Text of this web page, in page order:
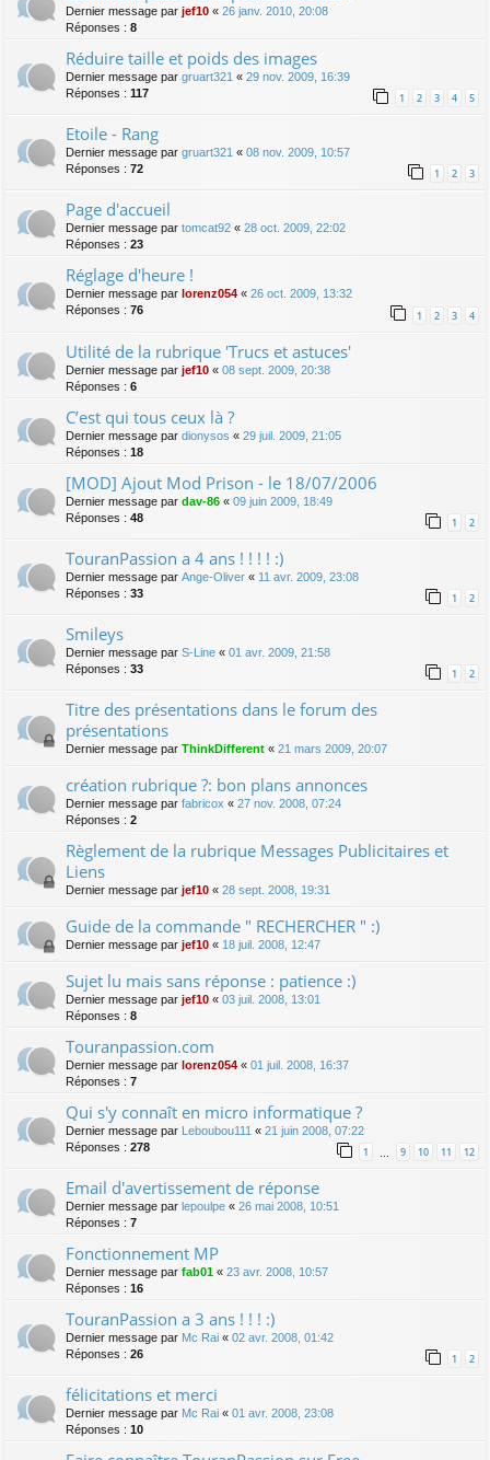
Dernier message par jef10 « 26 janv. 2010, 20:08
Réponses : 8
Réduire taille et poids des images
Dernier message par gruart321 « 29 nov. 2009, 16:39
Réponses : 117 1 2 3 4 5
Etoile - Rang
Dernier message par gruart321 « 08 nov. 2009, 10:57
Réponses : 72 1 2 3
Page d'accueil
Dernier message par tomcat92 « 28 oct. 2009, 22:02
Réponses : 23
Réglage d'heure !
Dernier message par lorenz054 « 26 oct. 2009, 13:32
Réponses : 76 1 2 3 4
Utilité de la rubrique 'Trucs et astuces'
Dernier message par jef10 « 08 sept. 2009, 20:38
Réponses : 6
C’est qui tous ceux là ?
Dernier message par dionysos « 29 juil. 2009, 21:05
Réponses : 18
[MOD] Ajout Mod Prison - le 18/07/2006
Dernier message par dav-86 « 09 juin 2009, 18:49
Réponses : 48 1 2
TouranPassion a 4 ans ! ! ! ! :)
Dernier message par Ange-Oliver « 11 avr. 2009, 23:08
Réponses : 33 1 2
Smileys
Dernier message par S-Line « 01 avr. 2009, 21:58
Réponses : 33 1 2
Titre des présentations dans le forum des
présentations
Dernier message par ThinkDifferent « 21 mars 2009, 20:07
création rubrique ?: bon plans annonces
Dernier message par fabricox « 27 nov. 2008, 07:24
Réponses : 2
Règlement de la rubrique Messages Publicitaires et
Liens
Dernier message par jef10 « 28 sept. 2008, 19:31
Guide de la commande " RECHERCHER " :)
Dernier message par jef10 « 18 juil. 2008, 12:47
Sujet lu mais sans réponse : patience :)
Dernier message par jef10 « 03 juil. 2008, 13:01
Réponses : 8
Touranpassion.com
Dernier message par lorenz054 « 01 juil. 2008, 16:37
Réponses : 7
Qui s'y connaît en micro informatique ?
Dernier message par Leboubou111 « 21 juin 2008, 07:22
Réponses : 278 1 9 10 11 12
Email d'avertissement de réponse
Dernier message par lepoulpe « 26 mai 2008, 10:51
Réponses : 7
Fonctionnement MP
Dernier message par fab01 « 23 avr. 2008, 10:57
Réponses : 16
TouranPassion a 3 ans ! ! ! :)
Dernier message par Mc Rai « 02 avr. 2008, 01:42
Réponses : 26 1 2
félicitations et merci
Dernier message par Mc Rai « 01 avr. 2008, 23:08
Réponses : 10